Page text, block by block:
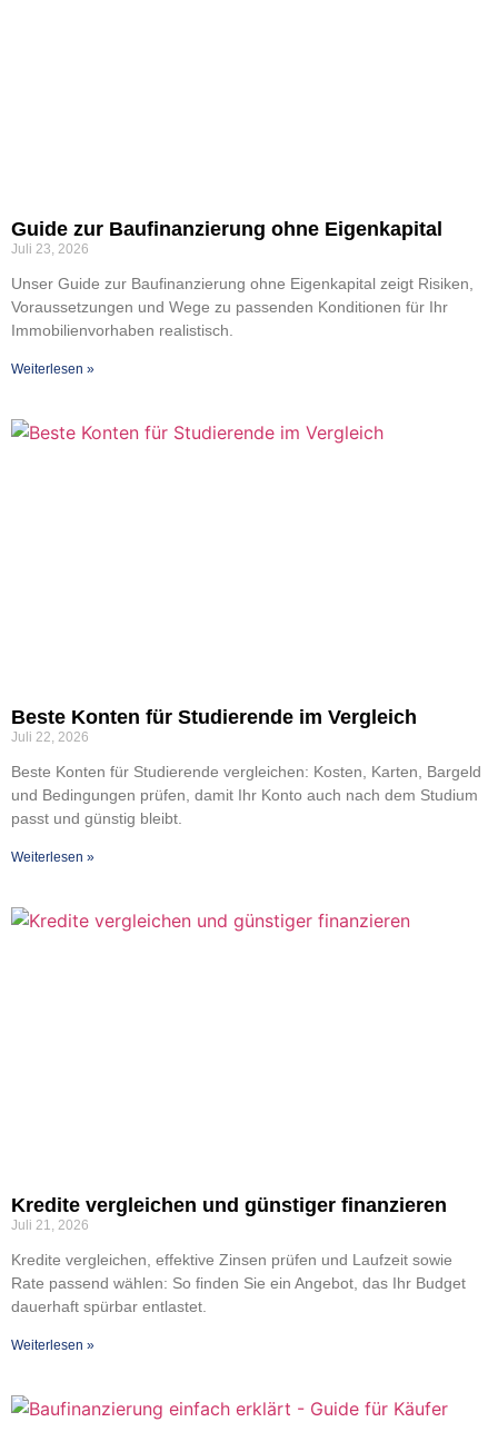
Gui­de zur Bau­fi­nan­zie­rung ohne Eigen­ka­pi­tal
Juli 23, 2026
Unser Gui­de zur Bau­fi­nan­zie­rung ohne Eigen­ka­pi­tal zeigt Risi­ken,
Vor­aus­set­zun­gen und Wege zu pas­sen­den Kon­di­tio­nen für Ihr
Immo­bi­li­en­vor­ha­ben rea­lis­tisch.
Wei­ter­le­sen »
Bes­te Kon­ten für Stu­die­ren­de im Ver­gleich
Juli 22, 2026
Bes­te Kon­ten für Stu­die­ren­de ver­glei­chen: Kos­ten, Kar­ten, Bar­geld
und Bedin­gun­gen prü­fen, damit Ihr Kon­to auch nach dem Stu­di­um
passt und güns­tig bleibt.
Wei­ter­le­sen »
Kre­di­te ver­glei­chen und güns­ti­ger finan­zie­ren
Juli 21, 2026
Kre­di­te ver­glei­chen, effek­ti­ve Zin­sen prü­fen und Lauf­zeit sowie
Rate pas­send wäh­len: So fin­den Sie ein Ange­bot, das Ihr Bud­get
dau­er­haft spür­bar ent­las­tet.
Wei­ter­le­sen »